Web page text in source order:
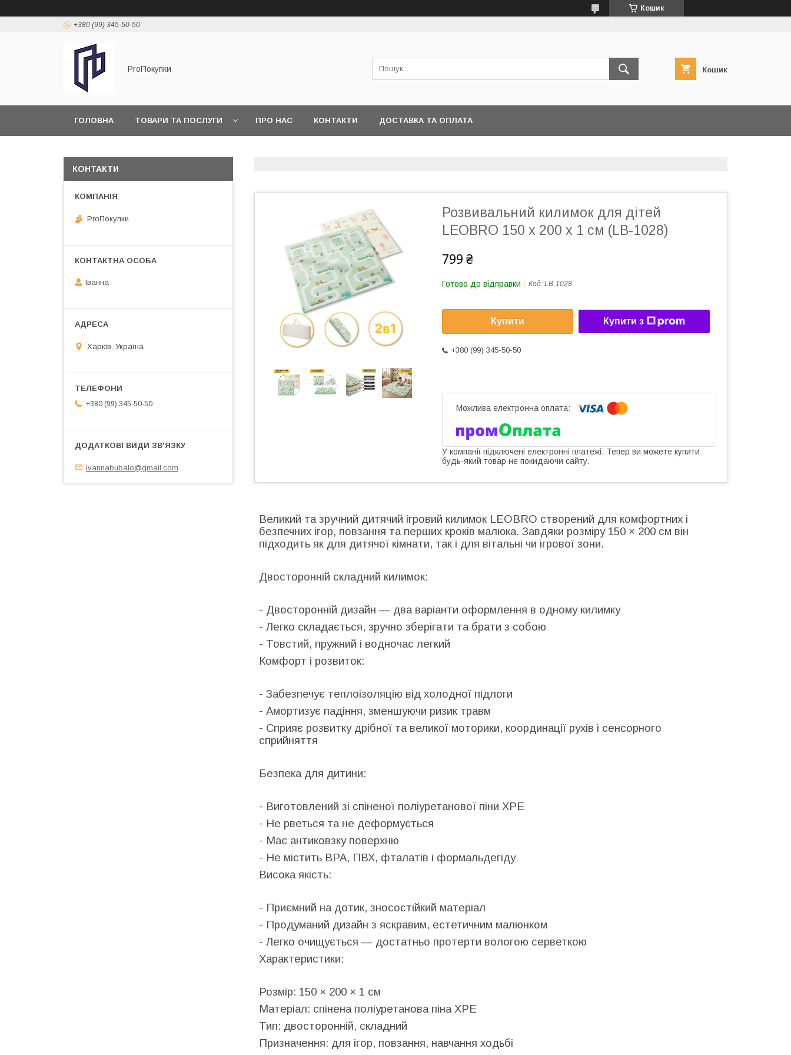
Кошик
+380 (99) 345-50-50
ProПокупки Кошик
ГОЛОВНА ТОВАРИ ТА ПОСЛУГИ ПРО НАС КОНТАКТИ ДОСТАВКА ТА ОПЛАТА
Розвивальний килимок для дітей
LEOBRO 150 x 200 x 1 см (LB-1028)
799 ₴
Готово до відправки Код: LB-1028
Купити Купити з
+380 (99) 345-50-50
У компанії підключені електронні платежі. Тепер ви можете купити
будь-який товар не покидаючи сайту.
Великий та зручний дитячий ігровий килимок LEOBRO створений для комфортних і
безпечних ігор, повзання та перших кроків малюка. Завдяки розміру 150 × 200 см він
підходить як для дитячої кімнати, так і для вітальні чи ігрової зони.
Двосторонній складний килимок:
- Двосторонній дизайн — два варіанти оформлення в одному килимку
- Легко складається, зручно зберігати та брати з собою
- Товстий, пружний і водночас легкий
Комфорт і розвиток:
- Забезпечує теплоізоляцію від холодної підлоги
- Амортизує падіння, зменшуючи ризик травм
- Сприяє розвитку дрібної та великої моторики, координації рухів і сенсорного
сприйняття
Безпека для дитини:
- Виготовлений зі спіненої поліуретанової піни XPE
- Не рветься та не деформується
- Має антиковзку поверхню
- Не містить BPA, ПВХ, фталатів і формальдегіду
Висока якість:
- Приємний на дотик, зносостійкий матеріал
- Продуманий дизайн з яскравим, естетичним малюнком
- Легко очищується — достатньо протерти вологою серветкою
Характеристики:
Розмір: 150 × 200 × 1 см
Матеріал: спінена поліуретанова піна XPE
Тип: двосторонній, складний
Призначення: для ігор, повзання, навчання ходьбі
КОНТАКТИ
ProПокупки
Іванна
Харків, Україна
+380 (99) 345-50-50
ivannabubalo@gmail.com